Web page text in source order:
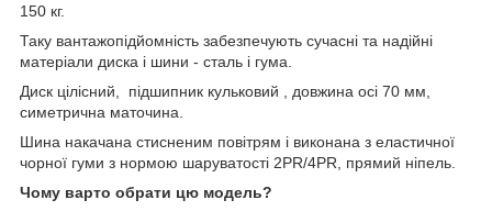
150 кг.
Таку вантажопідйомність забезпечують сучасні та надійні
матеріали диска і шини - сталь і гума.
Диск цілісний, підшипник кульковий , довжина осі 70 мм,
симетрична маточина.
Шина накачана стисненим повітрям і виконана з еластичної
чорної гуми з нормою шаруватості 2PR/4PR, прямий ніпель.
Чому варто обрати цю модель?